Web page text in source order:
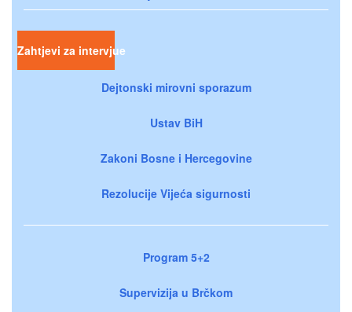
Zahtjevi za intervjue
Dejtonski mirovni sporazum
Ustav BiH
Zakoni Bosne i Hercegovine
Rezolucije Vijeća sigurnosti
Program 5+2
Supervizija u Brčkom